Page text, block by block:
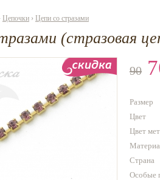
Цепочки › Цепи со стразами
(стразовая
90
Размер
Цвет
Цвет
Страна
Особые